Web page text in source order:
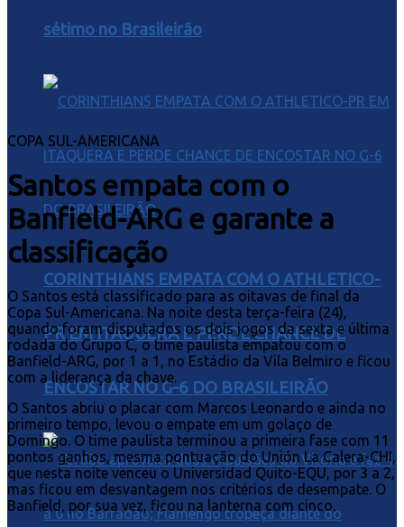
sétimo no Brasileirão
CORINTHIANS EMPATA COM O ATHLETICO-
PR EM ITAQUERA E PERDE CHANCE DE
ENCOSTAR NO G-6 DO BRASILEIRÃO
COPA SUL-AMERICANA
Santos empata com o
Banfield-ARG e garante a
classificação
O Santos está classificado para as oitavas de final da
Copa Sul-Americana. Na noite desta terça-feira (24),
quando foram disputados os dois jogos da sexta e última
rodada do Grupo C, o time paulista empatou com o
Banfield-ARG, por 1 a 1, no Estádio da Vila Belmiro e ficou
com a liderança da chave.
O Santos abriu o placar com Marcos Leonardo e ainda no
primeiro tempo, levou o empate em um golaço de
Domingo. O time paulista terminou a primeira fase com 11
pontos ganhos, mesma pontuação do Unión La Calera-CHI,
que nesta noite venceu o Universidad Quito-EQU, por 3 a 2,
mas ficou em desvantagem nos critérios de desempate. O
Banfield, por sua vez, ficou na lanterna com cinco.